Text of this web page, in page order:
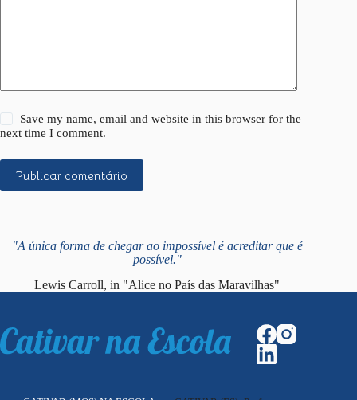
Save my name, email and website in this browser for the
next time I comment.
Publicar comentário
"A única forma de chegar ao impossível é acreditar que é
possível."
Lewis Carroll, in "Alice no País das Maravilhas"